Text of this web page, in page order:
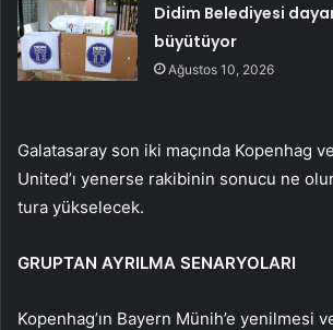
Didim Belediyesi
büyütüyor
Ağustos 10, 2026
Galatasaray son iki maçında Kopenhag
United’ı yenerse rakibinin sonucu ne
tura yükselecek.
GRUPTAN AYRILMA SENARYOLARI
Kopenhag’ın Bayern Münih’e yenilmesi